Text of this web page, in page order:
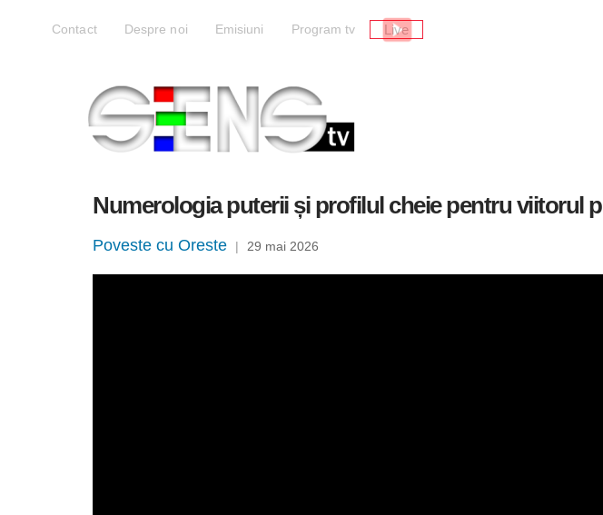
Contact Despre noi Emisiuni Program tv Live
Numerologia puterii și profilul cheie pentru viitorul
Poveste cu Oreste | 29 mai 2026